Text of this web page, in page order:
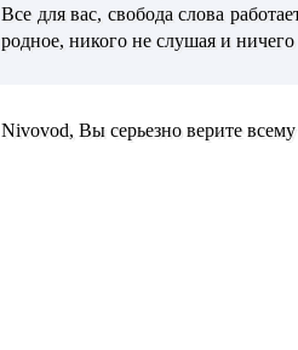
Все для вас, свобода слова
родное, никого не слушая и
Nivovod, Вы серьезно верите